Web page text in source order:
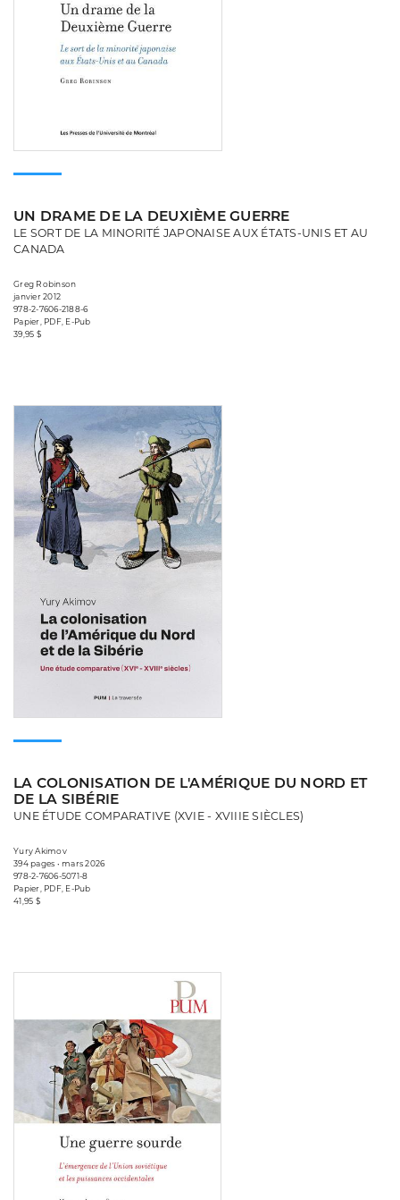
UN DRAME DE LA DEUXIÈME GUERRE
LE SORT DE LA MINORITÉ JAPONAISE AUX ÉTATS-UNIS ET AU
CANADA
Greg Robinson
janvier 2012
978-2-7606-2188-6
Papier, PDF, E-Pub
39,95 $
LA COLONISATION DE L'AMÉRIQUE DU NORD ET
DE LA SIBÉRIE
UNE ÉTUDE COMPARATIVE (XVIE - XVIIIE SIÈCLES)
Yury Akimov
394 pages • mars 2026
978-2-7606-5071-8
Papier, PDF, E-Pub
41,95 $